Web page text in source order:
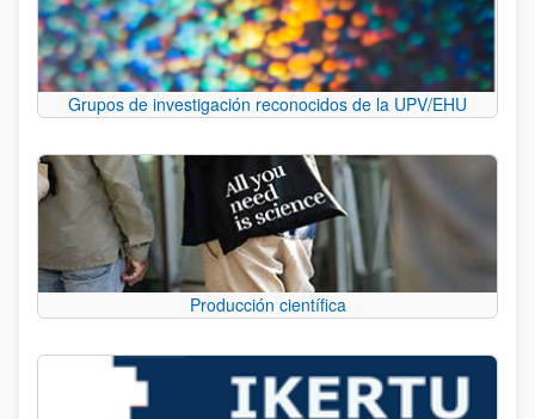
Grupos de investigación reconocidos de la UPV/EHU
Producción científica